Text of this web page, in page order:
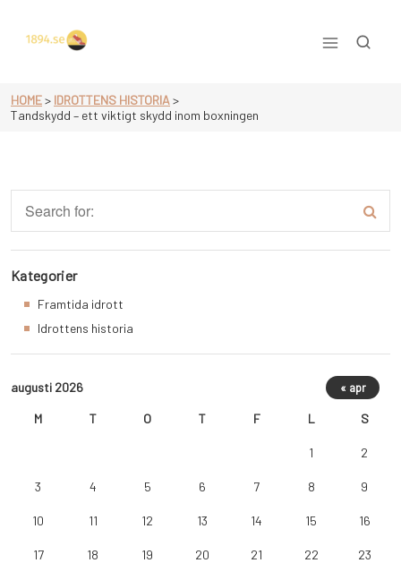
content
HOME> IDROTTENS HISTORIA>
Tandskydd – ett viktigt skydd inom boxningen
Kategorier
Framtida idrott
Idrottens historia
augusti 2026
M T O T F L S
1 2
3 4 5 6 7 8 9
10 11 12 13 14 15 16
17 18 19 20 21 22 23
« apr